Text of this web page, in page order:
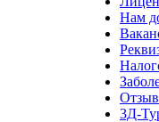
Нам
3Д-